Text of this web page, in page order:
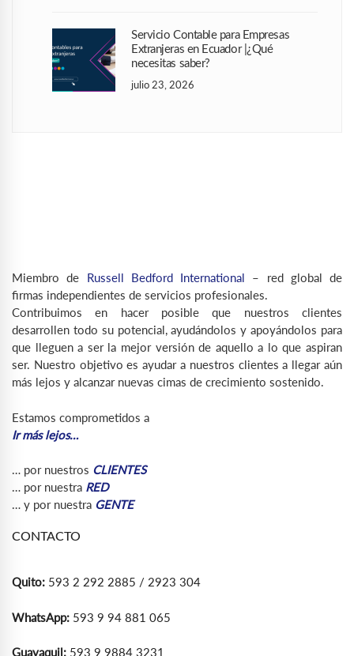
Servicio Contable para Empresas
Extranjeras en Ecuador |¿Qué
necesitas saber?
julio 23, 2026
Miembro de Russell Bedford International – red global de
firmas independientes de servicios profesionales.
Contribuimos en hacer posible que nuestros clientes
desarrollen todo su potencial, ayudándolos y apoyándolos para
que lleguen a ser la mejor versión de aquello a lo que aspiran
ser. Nuestro objetivo es ayudar a nuestros clientes a llegar aún
más lejos y alcanzar nuevas cimas de crecimiento sostenido.
Estamos comprometidos a
Ir más lejos…
… por nuestros CLIENTES
… por nuestra RED
… y por nuestra GENTE
CONTACTO
Quito: 593 2 292 2885 / 2923 304
WhatsApp: 593 9 94 881 065
Guayaquil: 593 9 9884 3231